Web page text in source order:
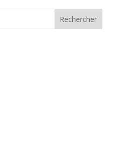
Rechercher